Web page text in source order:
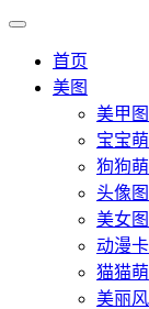
首页
美图
美甲
宝宝
狗狗
头像
美女
动漫
猫猫
美丽